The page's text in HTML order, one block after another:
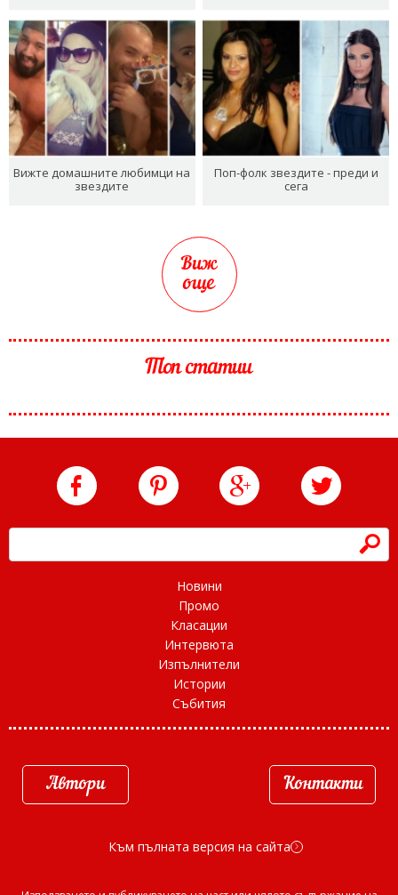
Вижте домашните любимци на
звездите
Поп-фолк звездите - преди и
сега
Виж
още
Топ статии
h
Новини
Промо
Класации
Интервюта
Изпълнители
Истории
Събития
Автори Контакти
Към пълната версия на сайта d